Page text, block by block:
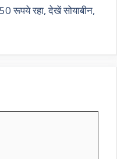
रूपये रहा, देखें सोयाबीन,